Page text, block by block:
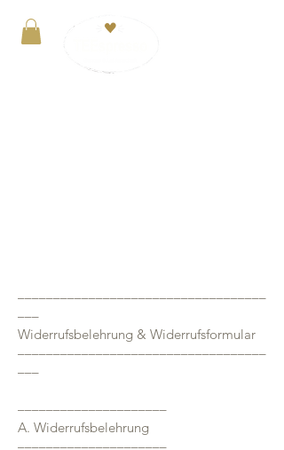
–––––––––––––––––––––––––––––––––––
–––
Widerrufsbelehrung & Widerrufsformular
–––––––––––––––––––––––––––––––––––
–––
–––––––––––––––––––––
A. Widerrufsbelehrung
–––––––––––––––––––––